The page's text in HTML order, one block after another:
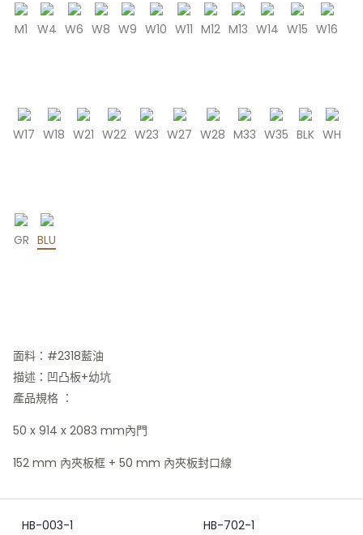
M1 W4 W6 W8 W9 W10 W11 M12 M13 W14 W15 W16
W17 W18 W21 W22 W23 W27 W28 M33 W35 BLK WH
GR BLU
面料：#2318藍油
描述：凹凸板+幼坑
產品規格 ：
50 x 914 x 2083 mm內門
152 mm 內夾板框 + 50 mm 內夾板封口線
HB-003-1 HB-702-1